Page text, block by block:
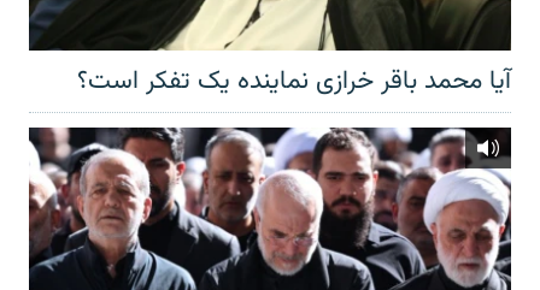
آیا محمد باقر خرازی نماینده یک تفکر است؟